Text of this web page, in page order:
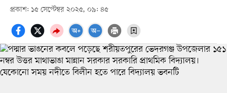
প্রকাশ: ১৫ সেপ্টেম্বর ২০২৫, ০৯: ৪৫